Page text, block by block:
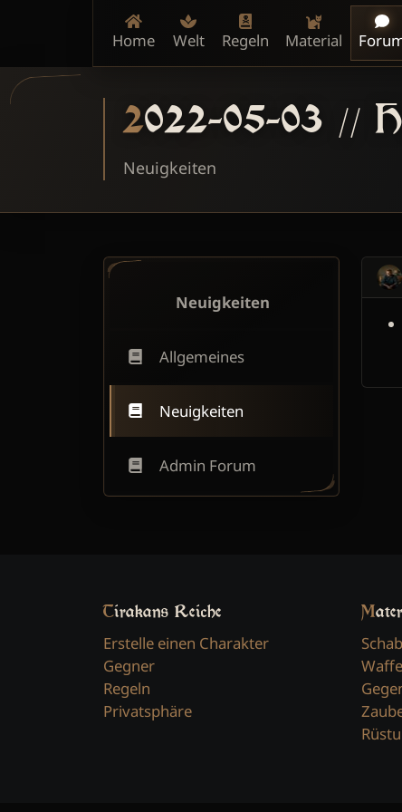
Home Welt Regeln Material
2022-05-03 //
Neuigkeiten
Neuigkeiten
Allgemeines
Neuigkeiten
Admin Forum
Tirakans Reiche
Erstelle einen Charakter
Gegner
Regeln
Privatsphäre